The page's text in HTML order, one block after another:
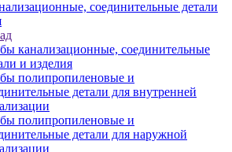
соединительные детали
канализационные, соединительные
и изделия
полипропиленовые и
детали для внутренней
полипропиленовые и
детали для наружной